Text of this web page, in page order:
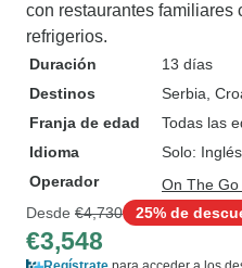
con restaurantes familiares
refrigerios.
Duración
13 días
Destinos
Serbia ,
Franja de edad
Todas las
Idioma
Solo: Inglés
Operador
On The Go
Desde €4,730 25% de
€3,548